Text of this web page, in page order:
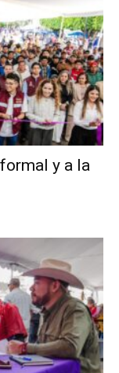
y a la